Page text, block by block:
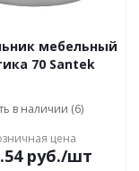
мебельный
70 Santek
в наличии (6)
цена
руб./шт